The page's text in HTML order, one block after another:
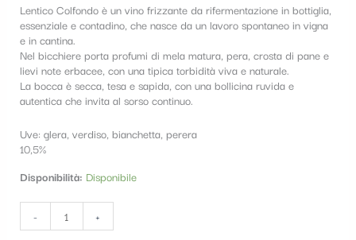
LenticoColfondo è un vino frizzante da rifermentazione in bottiglia,
essenziale e contadino, che nasce da un lavoro spontaneo in vigna
e in cantina.
Nel bicchiere porta profumi di mela matura, pera, crosta di pane e
lievi note erbacee, con una tipica torbidità viva e naturale.
La bocca è secca, tesa e sapida, con una bollicina ruvida e
autentica che invita al sorso continuo.
Uve: glera, verdiso, bianchetta, perera
10,5%
Disponibilità: Disponibile
- +
c
a
t
e
o